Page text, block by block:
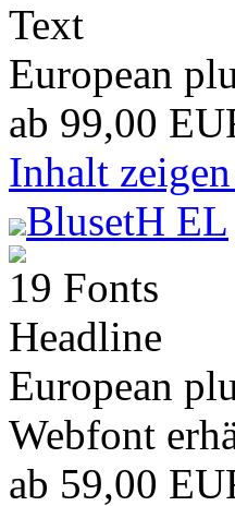
Text
European
ab 99,00
Inhalt
BlusetH EL
19 Fonts
Headline
European
Webfont
ab 59,00